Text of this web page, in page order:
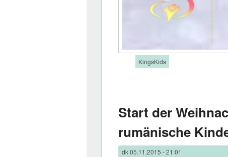
KingsKids
Start der
rumänische
dk05.11.2015 - 21:01